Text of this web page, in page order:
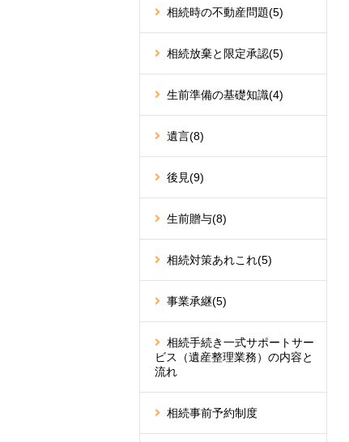
相続時の不動産問題(5)
相続放棄と限定承認(5)
生前準備の基礎知識(4)
遺言(8)
後見(9)
生前贈与(8)
相続対策あれこれ(5)
事業承継(5)
相続手続き一式サポートサー
ビス（遺産整理業務）の内容と
流れ
相続事前予約制度